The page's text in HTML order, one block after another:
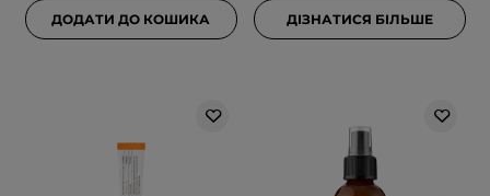
ДОДАТИ ДО КОШИКА ДІЗНАТИСЯ БІЛЬШЕ